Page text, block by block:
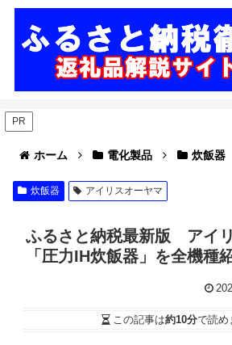
PR
ホーム 電化製品 炊飯器
炊飯器 アイリスオーヤマ
ふるさと納税最新版 アイ
「圧力IH炊飯器」を全機種
この記事は約10分で読め